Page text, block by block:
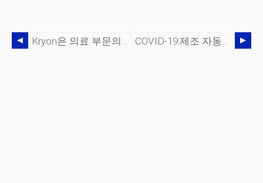
Kryon은 의료 부문의 자동화가 필수적이라고 말합니다. COVID-19:제조 자동화 동향 - Blue Yonder